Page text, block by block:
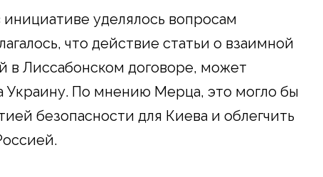
уделялось вопросам
что действие статьи о взаимной
в Лиссабонском договоре, может
Украину. По мнению Мерца, это могло бы
безопасности для Киева и облегчить